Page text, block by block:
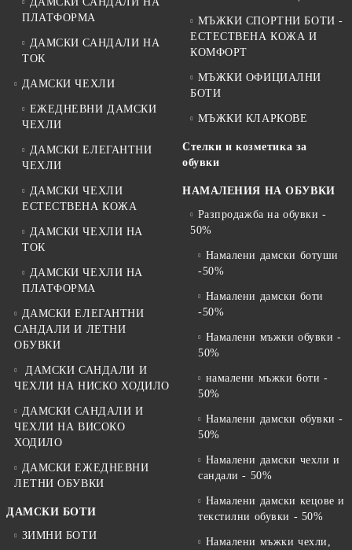
ПЛАТФОРМА
ДАМСКИ САНДАЛИ НА
ТОК
ДАМСКИ ЧЕХЛИ
ЕЖЕДНЕВНИ ДАМСКИ
ЧЕХЛИ
ДАМСКИ ЕЛЕГАНТНИ
ЧЕХЛИ
ДАМСКИ ЧЕХЛИ
ЕСТЕСТВЕНА КОЖА
ДАМСКИ ЧЕХЛИ НА
ТОК
ДАМСКИ ЧЕХЛИ НА
ПЛАТФОРМА
ДАМСКИ ЕЛЕГАНТНИ
САНДАЛИ И ЛЕТНИ
ОБУВКИ
ДАМСКИ САНДАЛИ И
ЧЕХЛИ НА НИСКО ХОДИЛО
ДАМСКИ САНДАЛИ И
ЧЕХЛИ НА ВИСОКО
ХОДИЛО
ДАМСКИ ЕЖЕДНЕВНИ
ЛЕТНИ ОБУВКИ
ДАМСКИ БОТИ
ЗИМНИ БОТИ
МЪЖКИ СПОРТНИ БОТИ -
ЕСТЕСТВЕНА КОЖА И
КОМФОРТ
МЪЖКИ ОФИЦИАЛНИ
БОТИ
МЪЖКИ КЛАРКОВЕ
Стелки и козметика за
обувки
НАМАЛЕНИЯ НА ОБУВКИ
Разпродажба на обувки -
50%
Намалени дамски ботуши
-50%
Намалени дамски боти
-50%
Намалени мъжки обувки -
50%
намалени мъжки боти -
50%
Намалени дамски обувки -
50%
Намалени дамски чехли и
сандали - 50%
Намалени дамски кецове и
текстилни обувки - 50%
Намалени мъжки чехли,